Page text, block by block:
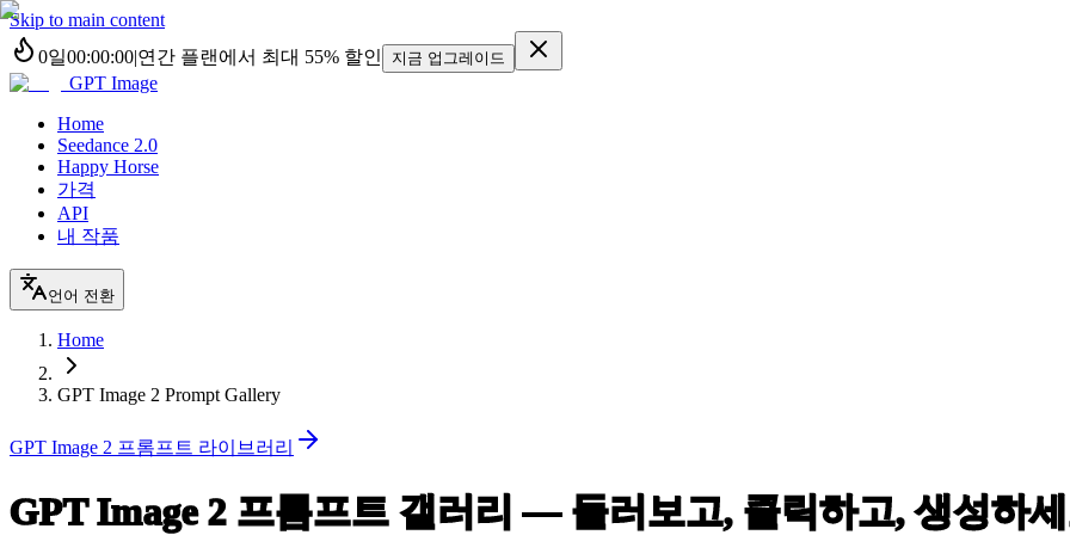
Skip to main content
0일00:00:00|연간 플랜에서 최대 55% 할인 지금 업그레이드
GPT Image
Home
Seedance 2.0
Happy Horse
가격
API
내 작품
언어 전환
Home
GPT Image 2 Prompt Gallery
GPT Image 2 프롬프트 라이브러리
GPT Image 2 프롬프트 갤러리 — 둘러보고, 클릭하고, 생성하